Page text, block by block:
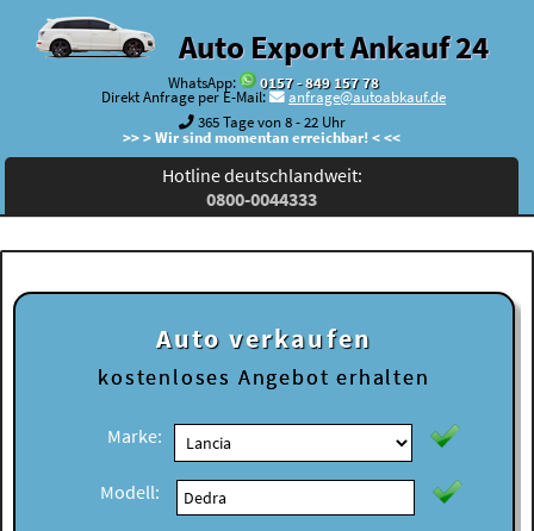
Auto Export Ankauf 24
WhatsApp:
0157 - 849 157 78
Direkt Anfrage per E-Mail:
anfrage@autoabkauf.de
365 Tage von 8 - 22 Uhr
>> > Wir sind momentan erreichbar! < <<
Hotline deutschlandweit:
0800-0044333
Auto verkaufen
kostenloses Angebot erhalten
Marke:
Modell: